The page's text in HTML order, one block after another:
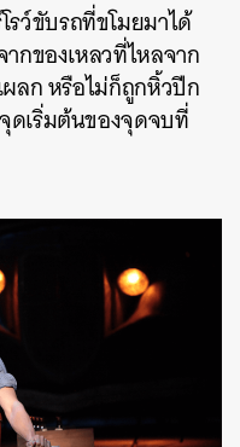
รว์ขับรถที่ขโมยมาได้
กของเหลวที่ไหลจาก
ผลก หรือไม่ก็ถูกหิ้วปีก
ดเริ่มต้นของจุดจบที่